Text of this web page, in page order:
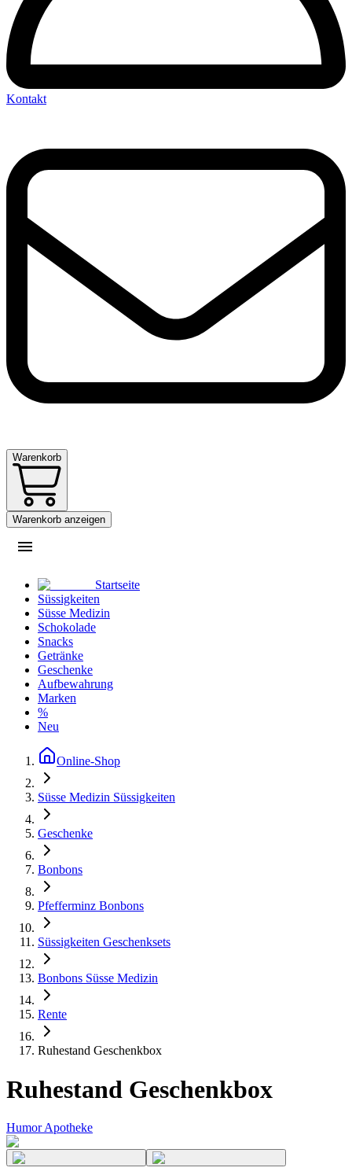
Kontakt
Warenkorb
Warenkorb anzeigen
Startseite
Süssigkeiten
Süsse Medizin
Schokolade
Snacks
Getränke
Geschenke
Aufbewahrung
Marken
%
Neu
Online-Shop
Süsse Medizin Süssigkeiten
Geschenke
Bonbons
Pfefferminz Bonbons
Süssigkeiten Geschenksets
Bonbons Süsse Medizin
Rente
Ruhestand Geschenkbox
Ruhestand Geschenkbox
Humor Apotheke